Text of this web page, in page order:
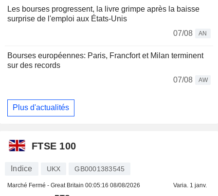
Les bourses progressent, la livre grimpe après la baisse
surprise de l'emploi aux États-Unis
07/08
AN
Bourses européennes: Paris, Francfort et Milan terminent
sur des records
07/08
AW
Plus d'actualités
FTSE 100
Indice UKX GB0001383545
Marché Fermé - Great Britain 00:05:16 08/08/2026 Varia. 1 janv.